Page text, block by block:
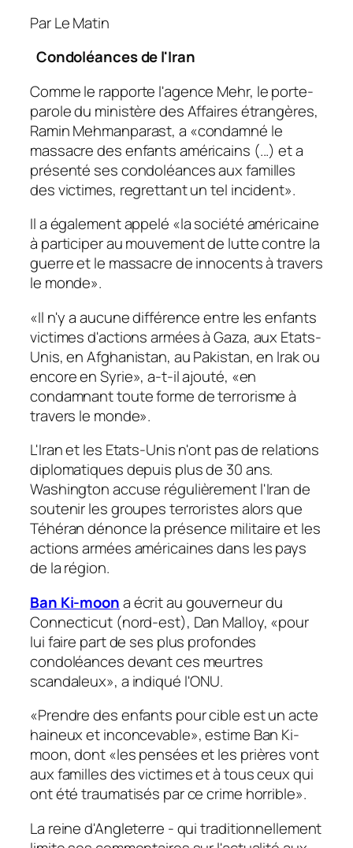
Par Le Matin
Condoléances de l'Iran
Comme le rapporte l'agence Mehr, le porte-
parole du ministère des Affaires étrangères,
Ramin Mehmanparast, a «condamné le
massacre des enfants américains (...) et a
présenté ses condoléances aux familles
des victimes, regrettant un tel incident».
Il a également appelé «la société américaine
à participer au mouvement de lutte contre la
guerre et le massacre de innocents à travers
le monde».
«Il n'y a aucune différence entre les enfants
victimes d'actions armées à Gaza, aux Etats-
Unis, en Afghanistan, au Pakistan, en Irak ou
encore en Syrie», a-t-il ajouté, «en
condamnant toute forme de terrorisme à
travers le monde».
L'Iran et les Etats-Unis n'ont pas de relations
diplomatiques depuis plus de 30 ans.
Washington accuse régulièrement l'Iran de
soutenir les groupes terroristes alors que
Téhéran dénonce la présence militaire et les
actions armées américaines dans les pays
de la région.
Ban Ki-moona écrit au gouverneur du
Connecticut (nord-est), Dan Malloy, «pour
lui faire part de ses plus profondes
condoléances devant ces meurtres
scandaleux», a indiqué l'ONU.
«Prendre des enfants pour cible est un acte
haineux et inconcevable», estime Ban Ki-
moon, dont «les pensées et les prières vont
aux familles des victimes et à tous ceux qui
ont été traumatisés par ce crime horrible».
La reine d'Angleterre - qui traditionnellement